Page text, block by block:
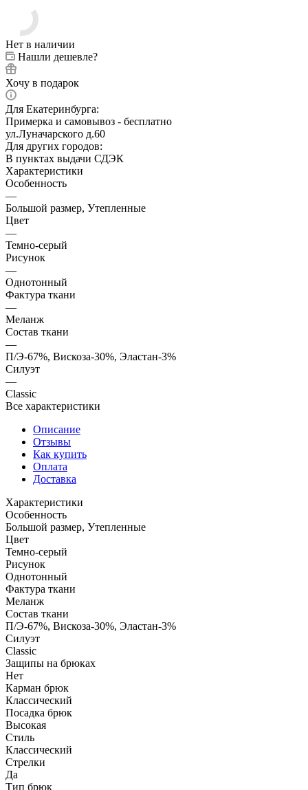
Нет в наличии
Нашли дешевле?
Хочу в подарок
Для Екатеринбурга:
Примерка и самовывоз - бесплатно
ул.Луначарского д.60
Для других городов:
В пунктах выдачи СДЭК
Характеристики
Особенность
—
Большой размер, Утепленные
Цвет
—
Темно-серый
Рисунок
—
Однотонный
Фактура ткани
—
Меланж
Состав ткани
—
П/Э-67%, Вискоза-30%, Эластан-3%
Силуэт
—
Classic
Все характеристики
Описание
Отзывы
Как купить
Оплата
Доставка
Характеристики
Особенность
Большой размер, Утепленные
Цвет
Темно-серый
Рисунок
Однотонный
Фактура ткани
Меланж
Состав ткани
П/Э-67%, Вискоза-30%, Эластан-3%
Силуэт
Classic
Защипы на брюках
Нет
Карман брюк
Классический
Посадка брюк
Высокая
Стиль
Классический
Стрелки
Да
Тип брюк